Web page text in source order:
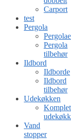
Carport
test
Pergola
Pergola
tilbehør
Ildbord
Ildborde
Ildbord
tilbehør
Udekøkken
Vand
stopper